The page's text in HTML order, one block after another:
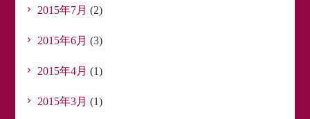
2015年7月 (2)
2015年6月 (3)
2015年4月 (1)
2015年3月 (1)